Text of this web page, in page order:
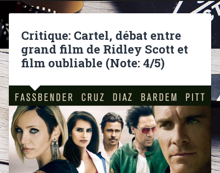
Critique: Cartel, débat entre
grand film de Ridley Scott et
film oubliable (Note: 4/5)